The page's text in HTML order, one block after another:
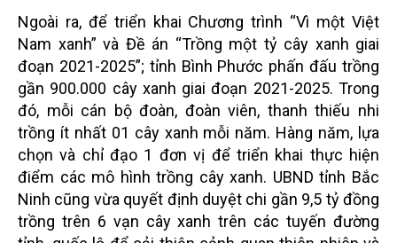
Ngoài ra, để triển khai Chương trình “Vì một Việt
Nam xanh” và Đề án “Trồng một tỷ cây xanh giai
đoạn 2021-2025”; tỉnh Bình Phước phấn đấu trồng
gần 900.000 cây xanh giai đoạn 2021-2025. Trong
đó, mỗi cán bộ đoàn, đoàn viên, thanh thiếu nhi
trồng ít nhất 01 cây xanh mỗi năm. Hàng năm, lựa
chọn và chỉ đạo 1 đơn vị để triển khai thực hiện
điểm các mô hình trồng cây xanh. UBND tỉnh Bắc
Ninh cũng vừa quyết định duyệt chi gần 9,5 tỷ đồng
trồng trên 6 vạn cây xanh trên các tuyến đường